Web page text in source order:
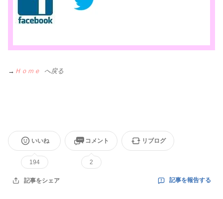
→ Ｈｏｍｅ へ戻る
いいね
194
コメント
2
リブログ
記事をシェア 記事を報告する